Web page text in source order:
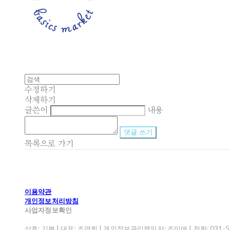
수정하기
삭제하기
글쓴이
내용
댓글 쓰기
목록으로 가기
이용약관
개인정보처리방침
사업자정보확인